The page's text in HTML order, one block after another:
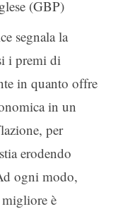
(GBP)
segnala la
i premi di
in quanto offre
in un
per
erodendo
ogni modo,
migliore è